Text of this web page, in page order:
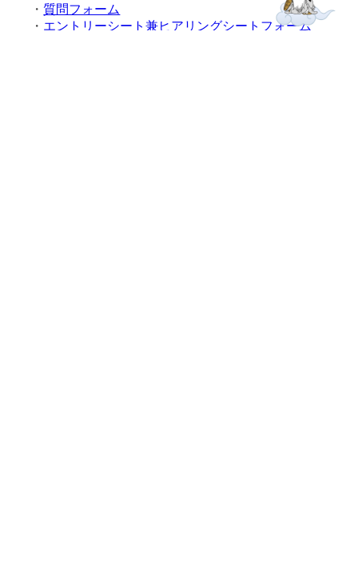
・ 質問フォーム
・ エントリーシート兼ヒアリングシートフォーム